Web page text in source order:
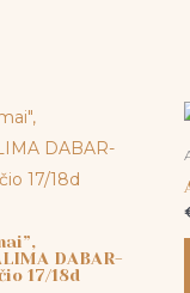
DABAR-
17/18d